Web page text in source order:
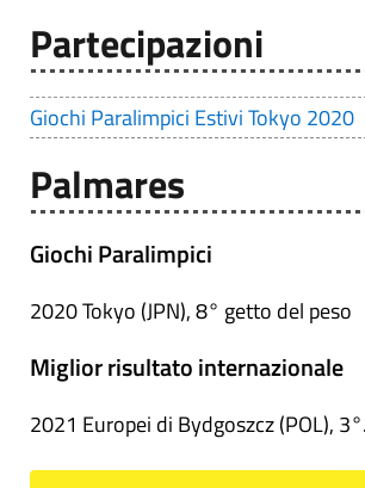
Partecipazioni
Giochi Paralimpici Estivi Tokyo 2020
Palmares
Giochi Paralimpici
2020 Tokyo (JPN), 8° getto del peso
Miglior risultato internazionale
2021 Europei di Bydgoszcz (POL), 3°.